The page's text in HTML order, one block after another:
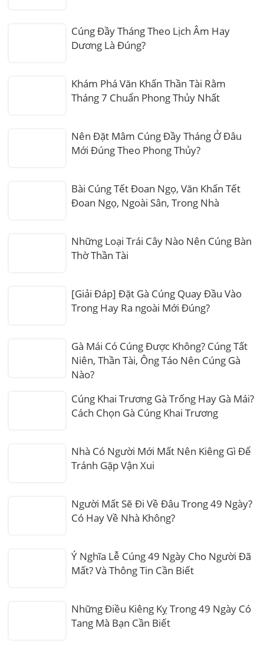
Cúng Đầy Tháng Theo Lịch Âm Hay
Dương Là Đúng?
Khám Phá Văn Khấn Thần Tài Rằm
Tháng 7 Chuẩn Phong Thủy Nhất
Nên Đặt Mâm Cúng Đầy Tháng Ở Đâu
Mới Đúng Theo Phong Thủy?
Bài Cúng Tết Đoan Ngọ, Văn Khấn Tết
Đoan Ngọ, Ngoài Sân, Trong Nhà
Những Loại Trái Cây Nào Nên Cúng Bàn
Thờ Thần Tài
[Giải Đáp] Đặt Gà Cúng Quay Đầu Vào
Trong Hay Ra ngoài Mới Đúng?
Gà Mái Có Cúng Được Không? Cúng Tất
Niên, Thần Tài, Ông Táo Nên Cúng Gà
Nào?
Cúng Khai Trương Gà Trống Hay Gà Mái?
Cách Chọn Gà Cúng Khai Trương
Nhà Có Người Mới Mất Nên Kiêng Gì Để
Tránh Gặp Vận Xui
Người Mất Sẽ Đi Về Đâu Trong 49 Ngày?
Có Hay Về Nhà Không?
Ý Nghĩa Lễ Cúng 49 Ngày Cho Người Đã
Mất? Và Thông Tin Cần Biết
Những Điều Kiêng Kỵ Trong 49 Ngày Có
Tang Mà Bạn Cần Biết